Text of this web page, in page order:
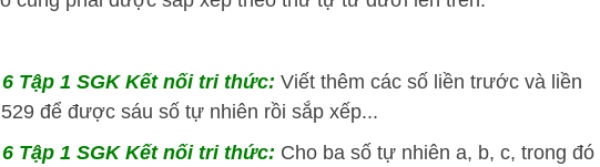
Tập 1 SGK Kết nối tri thức: Viết thêm các số liền trước và liền
để được sáu số tự nhiên rồi sắp xếp...
Tập 1 SGK Kết nối tri thức: Cho ba số tự nhiên a, b, c, trong đó